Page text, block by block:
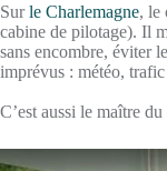
Surle Charlemagne, le
cabine de pilotage). Il
sans encombre, éviter
imprévus : météo,
C’est aussi le maître du